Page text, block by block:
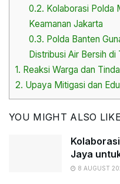
0.2. Kolaborasi Polda
Keamanan Jakarta
0.3. Polda Banten
Distribusi Air Bersih di
1. Reaksi Warga dan
2. Upaya Mitigasi dan
YOU MIGHT ALSO LIKE
Jaya
8 AUGUST